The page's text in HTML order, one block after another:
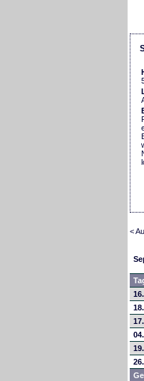
<
16.
18.
17.
04.
19.
26.